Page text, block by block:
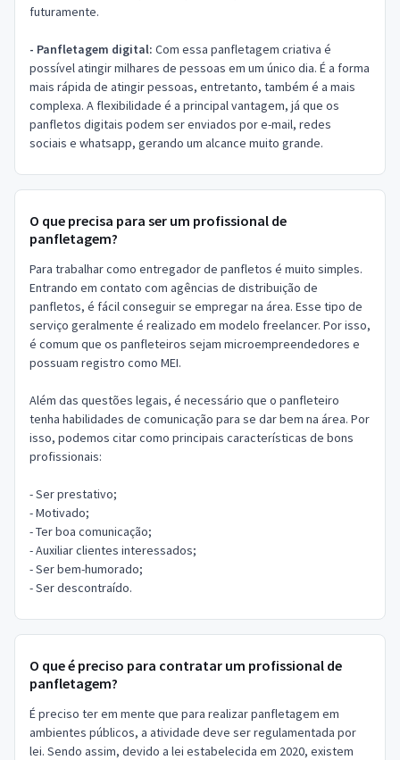
futuramente.
- Panfletagem digital: Com essa panfletagem criativa é
possível atingir milhares de pessoas em um único dia. É a forma
mais rápida de atingir pessoas, entretanto, também é a mais
complexa. A flexibilidade é a principal vantagem, já que os
panfletos digitais podem ser enviados por e-mail, redes
sociais e whatsapp, gerando um alcance muito grande.
O que precisa para ser um profissional de
panfletagem?
Para trabalhar como entregador de panfletos é muito simples.
Entrando em contato com agências de distribuição de
panfletos, é fácil conseguir se empregar na área. Esse tipo de
serviço geralmente é realizado em modelo freelancer. Por isso,
é comum que os panfleteiros sejam microempreendedores e
possuam registro como MEI.
Além das questões legais, é necessário que o panfleteiro
tenha habilidades de comunicação para se dar bem na área. Por
isso, podemos citar como principais características de bons
profissionais:
- Ser prestativo;
- Motivado;
- Ter boa comunicação;
- Auxiliar clientes interessados;
- Ser bem-humorado;
- Ser descontraído.
O que é preciso para contratar um profissional de
panfletagem?
É preciso ter em mente que para realizar panfletagem em
ambientes públicos, a atividade deve ser regulamentada por
lei. Sendo assim, devido a lei estabelecida em 2020, existem